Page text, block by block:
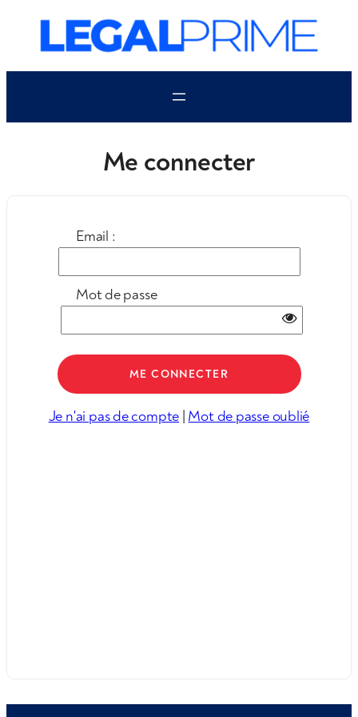
contenu
Me connecter
Email :
Mot de passe
Je n'ai pas de compte | Mot de passe oublié